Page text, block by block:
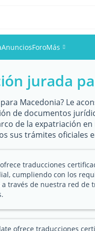
AnunciosForoMás
Eventos
Miembros
Fotos
jurada
Macedonia? Le
de documentos
de la expatriación
sus trámites oficiales
traducciones
cumpliendo con los
a través de nuestra red de
ofrece traducciones